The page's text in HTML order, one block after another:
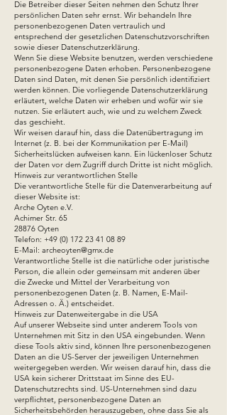
Die Betreiber dieser Seiten nehmen den Schutz Ihrer
persönlichen Daten sehr ernst. Wir behandeln Ihre
personenbezogenen Daten vertraulich und
entsprechend der gesetzlichen Datenschutzvorschriften
sowie dieser Datenschutzerklärung.
Wenn Sie diese Website benutzen, werden verschiedene
personenbezogene Daten erhoben. Personenbezogene
Daten sind Daten, mit denen Sie persönlich identifiziert
werden können. Die vorliegende Datenschutzerklärung
erläutert, welche Daten wir erheben und wofür wir sie
nutzen. Sie erläutert auch, wie und zu welchem Zweck
das geschieht.
Wir weisen darauf hin, dass die Datenübertragung im
Internet (z. B. bei der Kommunikation per E-Mail)
Sicherheitslücken aufweisen kann. Ein lückenloser Schutz
der Daten vor dem Zugriff durch Dritte ist nicht möglich.
Hinweis zur verantwortlichen Stelle
Die verantwortliche Stelle für die Datenverarbeitung auf
dieser Website ist:
Arche Oyten e.V.
Achimer Str. 65
28876 Oyten
Telefon: +49 (0) 172 23 41 08 89
E-Mail: archeoyten@gmx.de
Verantwortliche Stelle ist die natürliche oder juristische
Person, die allein oder gemeinsam mit anderen über
die Zwecke und Mittel der Verarbeitung von
personenbezogenen Daten (z. B. Namen, E-Mail-
Adressen o. Ä.) entscheidet.
Hinweis zur Datenweitergabe in die USA
Auf unserer Webseite sind unter anderem Tools von
Unternehmen mit Sitz in den USA eingebunden. Wenn
diese Tools aktiv sind, können Ihre personenbezogenen
Daten an die US-Server der jeweiligen Unternehmen
weitergegeben werden. Wir weisen darauf hin, dass die
USA kein sicherer Drittstaat im Sinne des EU-
Datenschutzrechts sind. US-Unternehmen sind dazu
verpflichtet, personenbezogene Daten an
Sicherheitsbehörden herauszugeben, ohne dass Sie als